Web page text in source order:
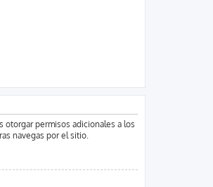
otorgar permisos adicionales a los
navegas por el sitio.